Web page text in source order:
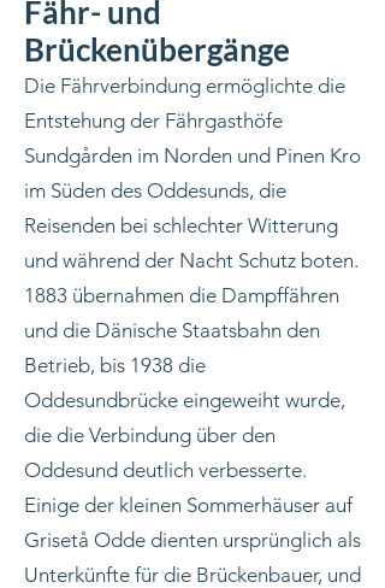
Fähr- und
Brückenübergänge
Die Fährverbindung ermöglichte die
Entstehung der Fährgasthöfe
Sundgården im Norden und Pinen Kro
im Süden des Oddesunds, die
Reisenden bei schlechter Witterung
und während der Nacht Schutz boten.
1883 übernahmen die Dampffähren
und die Dänische Staatsbahn den
Betrieb, bis 1938 die
Oddesundbrücke eingeweiht wurde,
die die Verbindung über den
Oddesund deutlich verbesserte.
Einige der kleinen Sommerhäuser auf
Grisetå Odde dienten ursprünglich als
Unterkünfte für die Brückenbauer, und